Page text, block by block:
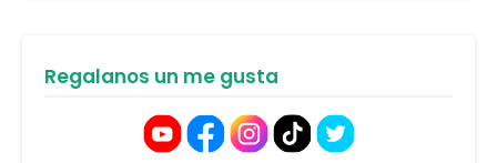
Regalanos un me gusta